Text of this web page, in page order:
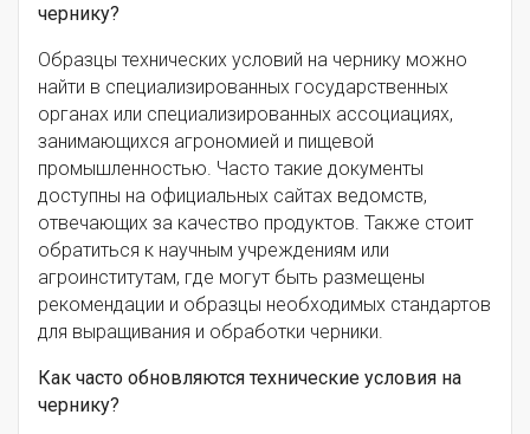
чернику?
Образцы технических условий на чернику можно
найти в специализированных государственных
органах или специализированных ассоциациях,
занимающихся агрономией и пищевой
промышленностью. Часто такие документы
доступны на официальных сайтах ведомств,
отвечающих за качество продуктов. Также стоит
обратиться к научным учреждениям или
агроинститутам, где могут быть размещены
рекомендации и образцы необходимых стандартов
для выращивания и обработки черники.
Как часто обновляются технические условия на
чернику?